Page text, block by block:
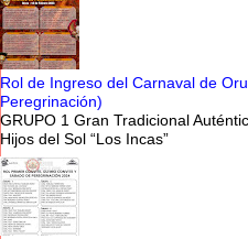
Rol de Ingreso del Carnaval de
Peregrinación)
GRUPO 1 Gran Tradicional
Hijos del Sol “Los